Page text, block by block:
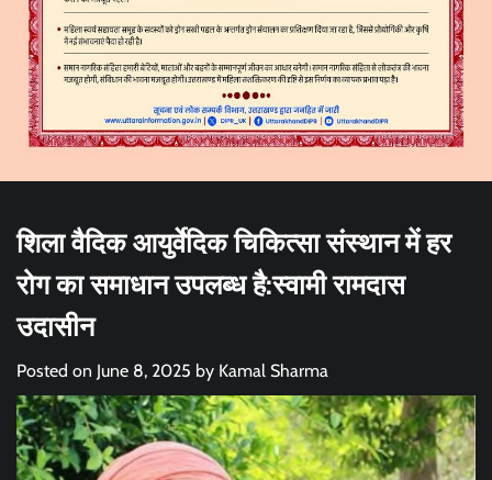
शिला वैदिक आयुर्वेदिक चिकित्सा संस्थान में हर
रोग का समाधान उपलब्ध है:स्वामी रामदास
उदासीन
Posted on June 8, 2025 by Kamal Sharma